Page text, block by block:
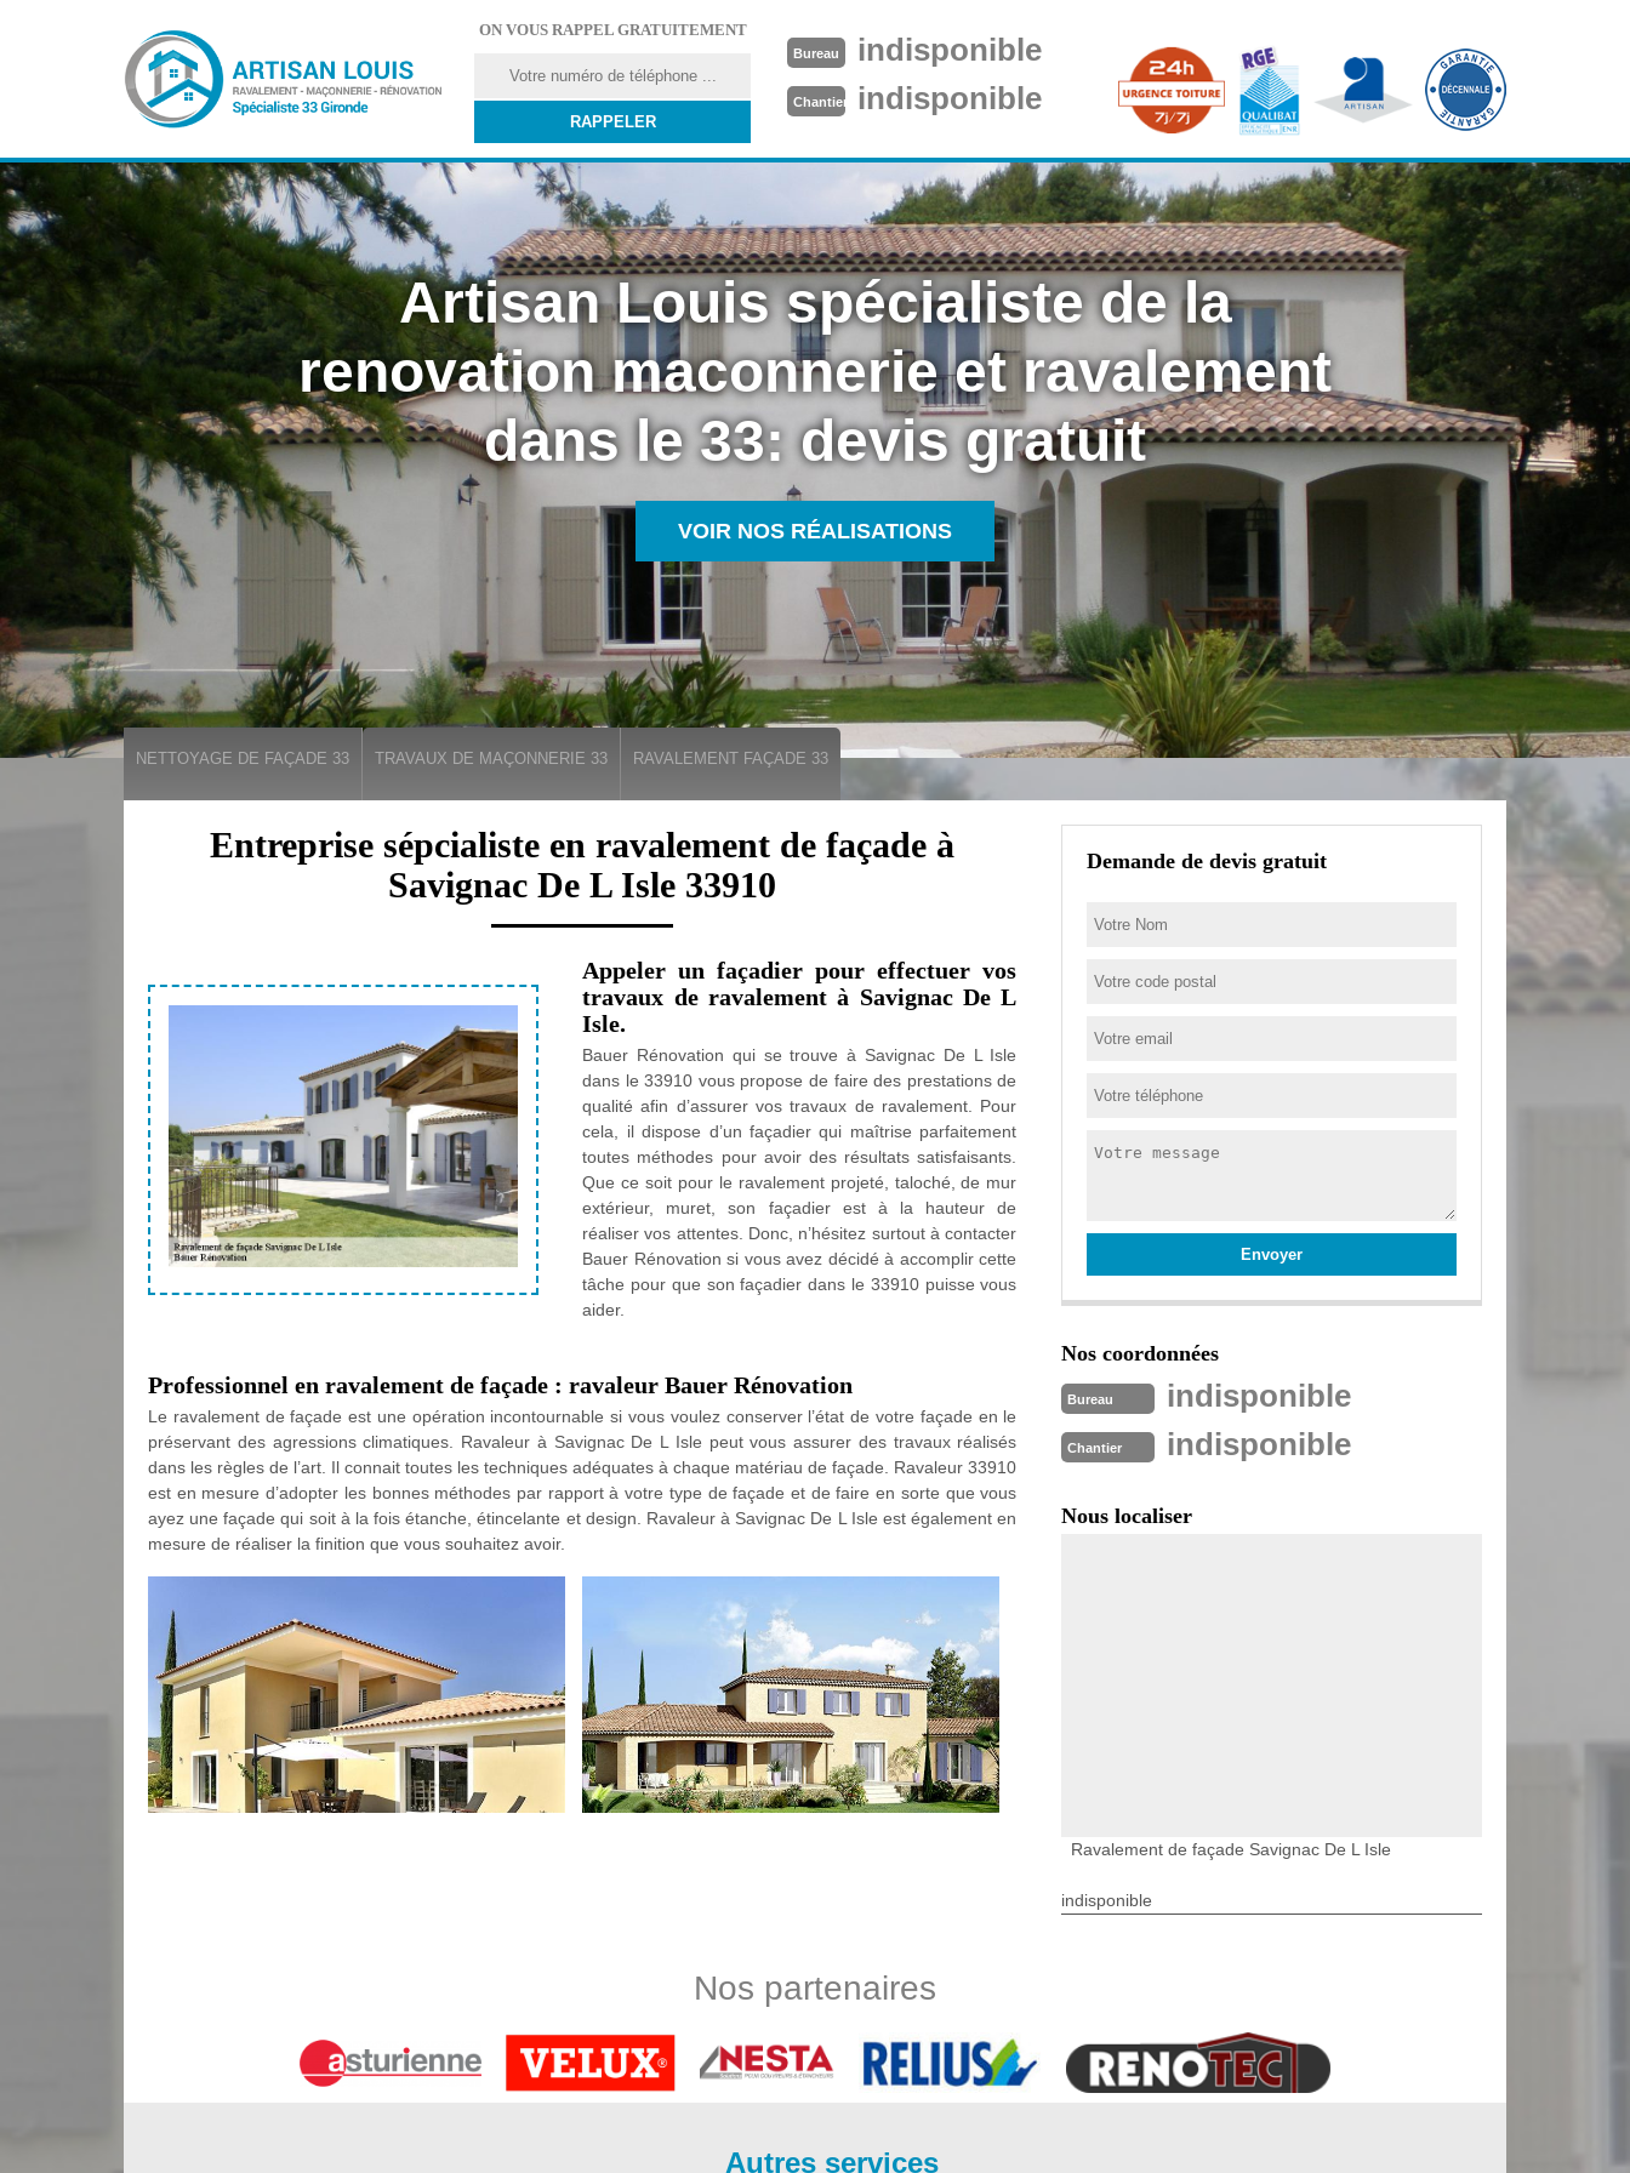
ON VOUS RAPPEL GRATUITEMENT
Bureau indisponible
Chantier indisponible
Artisan Louis spécialiste de la
renovation maconnerie et ravalement
dans le 33: devis gratuit
VOIR NOS RÉALISATIONS
NETTOYAGE DE FAÇADE 33 TRAVAUX DE MAÇONNERIE 33 RAVALEMENT FAÇADE 33
Entreprise sépcialiste en ravalement de façade à
Savignac De L Isle 33910
Appeler un façadier pour effectuer vos
travaux de ravalement à Savignac De L
Isle.
Bauer Rénovation qui se trouve à Savignac De L Isle
dans le 33910 vous propose de faire des prestations de
qualité afin d’assurer vos travaux de ravalement. Pour
cela, il dispose d’un façadier qui maîtrise parfaitement
toutes méthodes pour avoir des résultats satisfaisants.
Que ce soit pour le ravalement projeté, taloché, de mur
extérieur, muret, son façadier est à la hauteur de
réaliser vos attentes. Donc, n’hésitez surtout à contacter
Bauer Rénovation si vous avez décidé à accomplir cette
tâche pour que son façadier dans le 33910 puisse vous
aider.
Professionnel en ravalement de façade : ravaleur Bauer Rénovation
Le ravalement de façade est une opération incontournable si vous voulez conserver l’état de votre façade en le
préservant des agressions climatiques. Ravaleur à Savignac De L Isle peut vous assurer des travaux réalisés
dans les règles de l’art. Il connait toutes les techniques adéquates à chaque matériau de façade. Ravaleur 33910
est en mesure d’adopter les bonnes méthodes par rapport à votre type de façade et de faire en sorte que vous
ayez une façade qui soit à la fois étanche, étincelante et design. Ravaleur à Savignac De L Isle est également en
mesure de réaliser la finition que vous souhaitez avoir.
de façade dans tout le 33910. Cette opération est à prendre en compte si l’aspect de votre façade à Savignac De
votre façade. Les services proposés dans ce sens sont la réparation des murs extérieurs, la peinture des
façades, le ravitaillement des briques, etc. Equipé des équipements performants et d’un savoir-faire incontesté,
ravaleur à Savignac De L Isle vous fournit des résultats sûrs en termes de rénovation de façade.
Demande de devis gratuit
Nos coordonnées
Bureau indisponible
Chantier indisponible
Nous localiser
Ravalement de façade Savignac De L Isle
indisponible
Nos partenaires
Autres services